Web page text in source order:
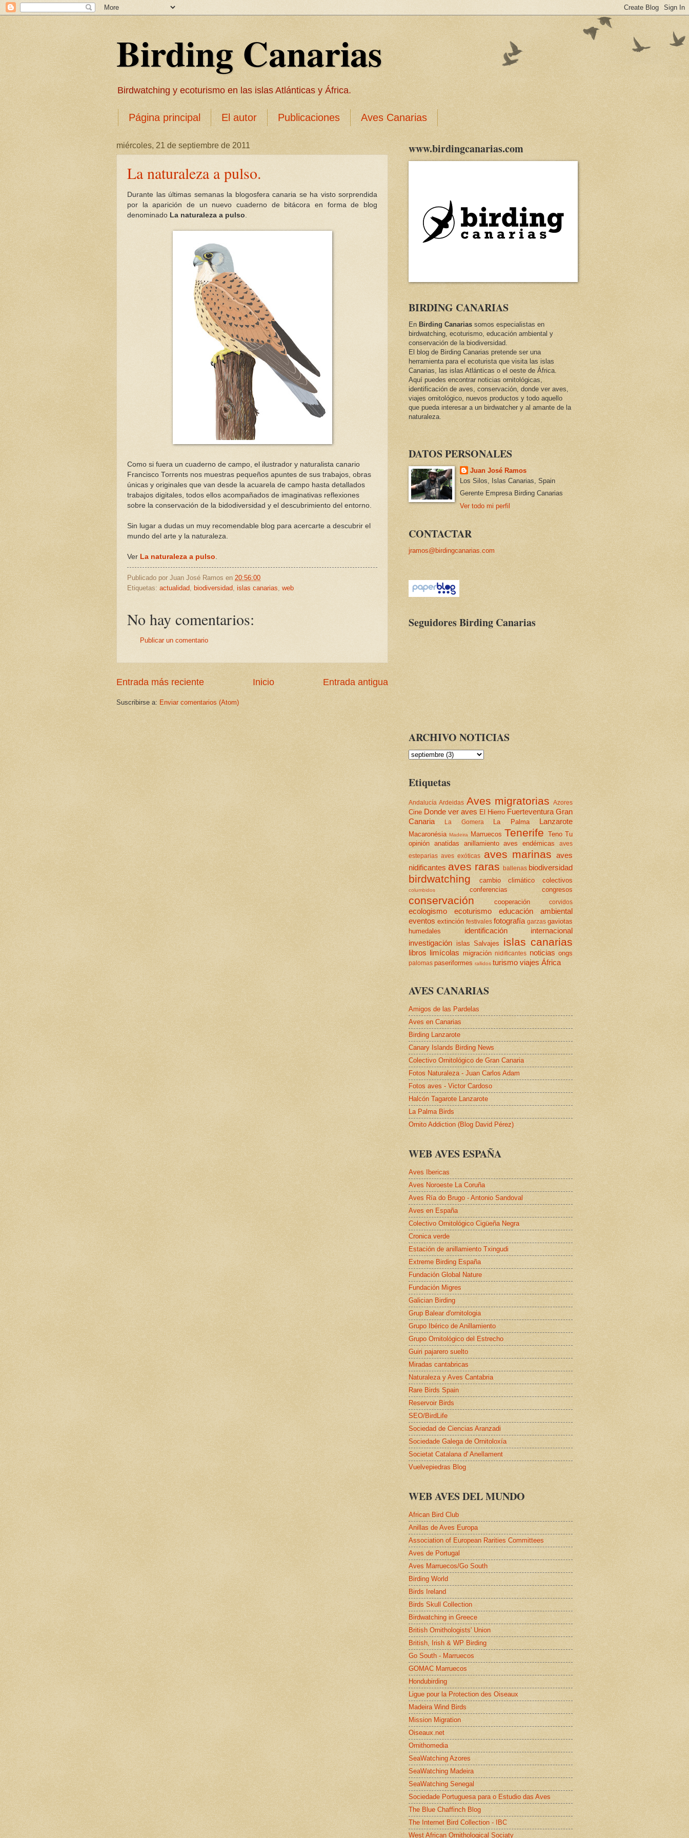
Birding Canarias
Birdwatching y ecoturismo en las islas Atlánticas y África.
Página principal El autor Publicaciones Aves Canarias
miércoles, 21 de septiembre de 2011
La naturaleza a pulso.
Durante las últimas semanas la blogosfera canaria se ha visto sorprendida
por la aparición de un nuevo cuaderno de bitácora en forma de blog
denominado La naturaleza a pulso
Como si fuera un cuaderno de campo, el ilustrador y naturalista canario
Francisco Torrents nos muestras pequeños apuntes de sus trabajos, obras
únicas y originales que van desde la acuarela de campo hasta detallados
trabajos digitales, todos ellos acompañados de imaginativas reflexiones
sobre la conservación de la bidodiversidad y el descubrimiento del entorno.
Sin lugar a dudas un muy recomendable blog para acercarte a descubrir el
mundo del arte y la naturaleza.
Ver La naturaleza a pulso
Publicado por Juan José Ramos en 20:56:00
Etiquetas: actualidad biodiversidad islas canarias web
No hay comentarios:
Publicar un comentario
Entrada más reciente Entrada antigua
Inicio
Suscribirse a: Enviar comentarios (Atom)
www.birdingcanarias.com
BIRDING CANARIAS
En Birding Canarias somos especialistas en
birdwatching, ecoturismo, educación ambiental y
conservación de la biodiversidad.
El blog de Birding Canarias pretende ser una
herramienta para el ecoturista que visita las islas
Canarias, las islas Atlánticas o el oeste de África.
Aquí puedes encontrar noticias ornitológicas,
identificación de aves, conservación, donde ver aves,
viajes ornitológico, nuevos productos y todo aquello
que pueda interesar a un birdwatcher y al amante de la
naturaleza.
DATOS PERSONALES
Juan José Ramos
Los Silos, Islas Canarias, Spain
Gerente Empresa Birding Canarias
Ver todo mi perfil
CONTACTAR
jramos@birdingcanarias.com
Seguidores Birding Canarias
ARCHIVO NOTICIAS
Etiquetas
Andalucía Ardeidas Aves migratorias Azores
Cine Donde ver aves El Hierro Fuerteventura Gran
Canaria
La Gomera La Palma Lanzarote
Macaronésia Madeira Marruecos Tenerife Teno Tu
opinión anatidas anillamiento aves endémicas
aves
esteparias aves exóticas aves marinas aves
nidificantes aves raras ballenas biodiversidad
birdwatching cambio climático colectivos
columbidos conferencias congresos
conservación cooperación corvidos
ecologismo ecoturismo
educación ambiental
eventos extinción festivales fotografía garzas gaviotas
humedales
identificación
internacional
investigación islas Salvajes islas canarias
libros limícolas migración nidificantes noticias ongs
palomas paseriformes rallidos turismo viajes África
AVES CANARIAS
Amigos de las Pardelas
Aves en Canarias
Birding Lanzarote
Canary Islands Birding News
Colectivo Ornitológico de Gran Canaria
Fotos Naturaleza - Juan Carlos Adam
Fotos aves - Victor Cardoso
Halcón Tagarote Lanzarote
La Palma Birds
Ornito Addiction (Blog David Pérez)
WEB AVES ESPAÑA
Aves Ibericas
Aves Noroeste La Coruña
Aves Ría do Brugo - Antonio Sandoval
Aves en España
Colectivo Ornitológico Cigüeña Negra
Cronica verde
Estación de anillamiento Txingudi
Extreme Birding España
Fundación Global Nature
Fundación Migres
Galician Birding
Grup Balear d'ornitologia
Grupo Ibérico de Anillamiento
Grupo Ornitológico del Estrecho
Guiri pajarero suelto
Miradas cantabricas
Naturaleza y Aves Cantabria
Rare Birds Spain
Reservoir Birds
SEO/BirdLife
Sociedad de Ciencias Aranzadi
Sociedade Galega de Ornitoloxía
Societat Catalana d' Anellament
Vuelvepiedras Blog
WEB AVES DEL MUNDO
African Bird Club
Anillas de Aves Europa
Association of European Rarities Committees
Aves de Portugal
Aves Marruecos/Go South
Birding World
Birds Ireland
Birds Skull Collection
Birdwatching in Greece
British Ornithologists' Union
British, Irish & WP Birding
Go South - Marruecos
GOMAC Marruecos
Hondubirding
Ligue pour la Protection des Oiseaux
Madeira Wind Birds
Mission Migration
Oiseaux.net
Ornithomedia
SeaWatching Azores
SeaWatching Madeira
SeaWatching Senegal
Sociedade Portuguesa para o Estudio das Aves
The Blue Chaffinch Blog
The Internet Bird Collection - IBC
West African Ornithological Sociaty